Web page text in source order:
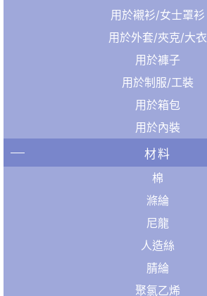
用於襯衫/女士罩衫
用於外套/夾克/大衣
用於褲子
用於制服/工裝
用於箱包
用於內裝
材料
棉
滌綸
尼龍
人造絲
腈綸
聚氯乙烯